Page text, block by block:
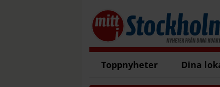
Toppnyheter Dina